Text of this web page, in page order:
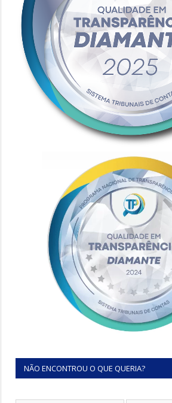
NÃO ENCONTROU O QUE QUERIA?